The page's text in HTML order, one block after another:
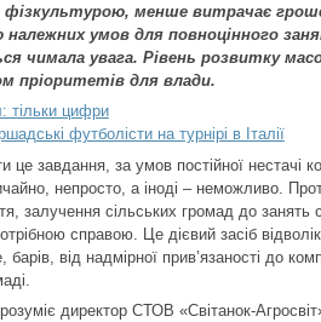
фізкультурою, менше витрачає
умов для повноцінного
чимала увага. Рівень розвитку
пріоритетів для влади.
тільки цифри
футболісти на турнірі в Італії
це завдання, за умов постійної нестачі
непросто, а іноді – неможливо.
залучення сільських громад до занять
справою. Це дієвий засіб
барів, від надмірної прив’язаності до
директор СТОВ «Світанок-